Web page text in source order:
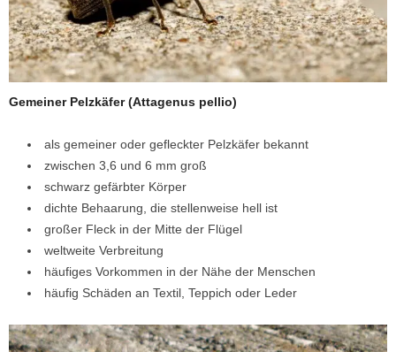
Gemeiner Pelzkäfer (Attagenus pellio)
als gemeiner oder gefleckter Pelzkäfer bekannt
zwischen 3,6 und 6 mm groß
schwarz gefärbter Körper
dichte Behaarung, die stellenweise hell ist
großer Fleck in der Mitte der Flügel
weltweite Verbreitung
häufiges Vorkommen in der Nähe der Menschen
häufig Schäden an Textil, Teppich oder Leder